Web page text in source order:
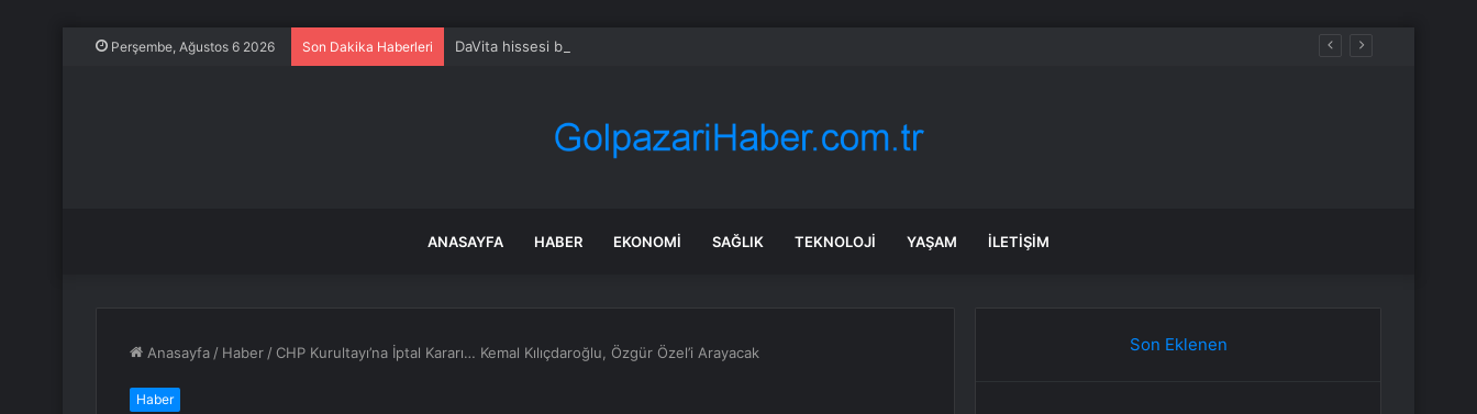
Perşembe, Ağustos 6 2026 Son Dakika Haberleri DaVita hissesi bugün neden düşüyor?
ANASAYFA HABER EKONOMI SAĞLIK TEKNOLOJI YAŞAM İLETIŞIM
Anasayfa / Haber / CHP Kurultayı’na İptal Kararı… Kemal Kılıçdaroğlu, Özgür Özel’i Arayacak
Haber
Son Eklenen